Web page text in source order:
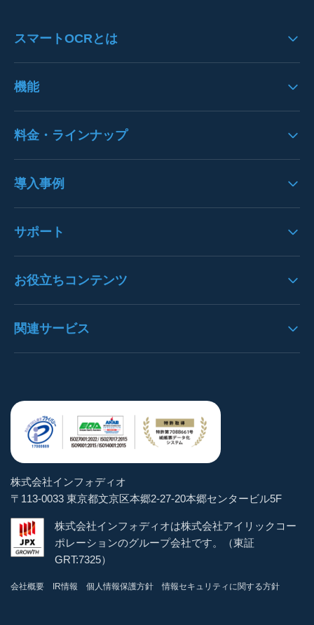
スマートOCRとは
システムへの思い
機能
入力機能
枠線・表認識
ステータス管理
マスター機能
CSV出力
AIテンプレート
料金・ラインナップ
オプション一覧
通帳パック
スマートOCR for Salesforce
スマートパシャリDX
AIテンプレート
サーチャブルPDF
スマートOCR API
導入事例
請求書OCRの導入事例
貿易書類OCRの導入事例
その他帳票OCRの導入事例
サポート
お知らせ
トライアル体験
パートナー企業
お役立ちコンテンツ
お役立ちeBook
関連サービス
brox
株式会社インフォディオ
〒113-0033 東京都文京区本郷2-27-20本郷センタービル5F
株式会社インフォディオは株式会社アイリックコー
ポレーションのグループ会社です。（東証
GRT:7325）
会社概要 IR情報 個人情報保護方針 情報セキュリティに関する方針